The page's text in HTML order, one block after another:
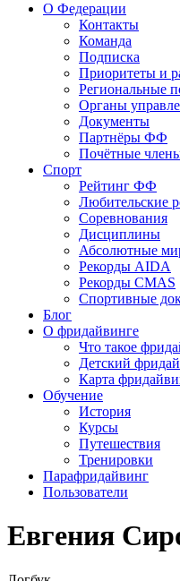
О Федерации
Контакты
Команда
Подписка
Приоритеты и
Региональные
Органы
Документы
Партнёры ФФ
Почётные
Спорт
Рейтинг ФФ
Любительские
Соревнования
Дисциплины
Абсолютные
Рекорды AIDA
Рекорды CMAS
Спортивные
Блог
О фридайвинге
Что такое
Детский
Карта
Обучение
История
Курсы
Путешествия
Тренировки
Парафридайвинг
Пользователи
Евгения